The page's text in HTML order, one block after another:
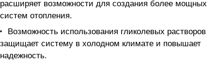
расширяет возможности для создания более мощных
систем отопления.
Возможность использования гликолевых растворов
защищает систему в холодном климате и повышает
надежность.